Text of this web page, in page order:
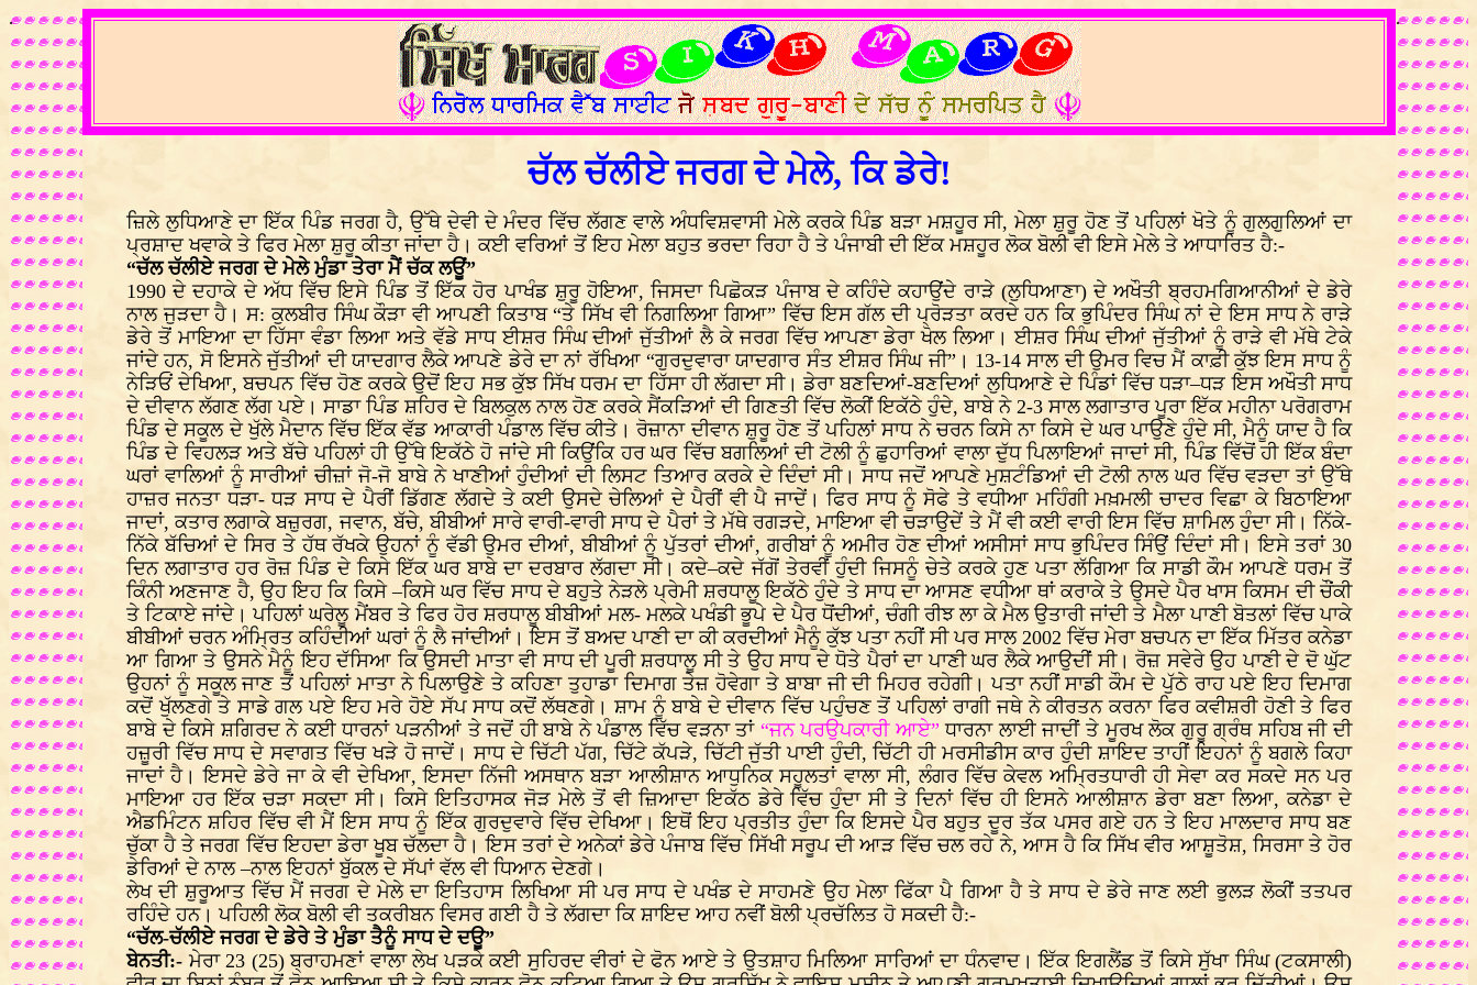
.
ਚੱਲ ਚੱਲੀਏ ਜਰਗ ਦੇ ਮੇਲੇ, ਕਿ ਡੇਰੇ!
ਜ਼ਿਲੇ ਲੁਧਿਆਣੇ ਦਾ ਇੱਕ ਪਿੰਡ ਜਰਗ ਹੈ, ਉੱਥੇ ਦੇਵੀ ਦੇ ਮੰਦਰ ਵਿੱਚ ਲੱਗਣ ਵਾਲੇ ਅੰਧਵਿਸ਼ਵਾਸੀ ਮੇਲੇ ਕਰਕੇ ਪਿੰਡ ਬੜਾ ਮਸ਼ਹੂਰ ਸੀ, ਮੇਲਾ ਸ਼ੁਰੂ ਹੋਣ ਤੋਂ ਪਹਿਲਾਂ ਖੋਤੇ ਨੂੰ ਗੁਲਗੁਲਿਆਂ ਦਾ
ਪ੍ਰਸ਼ਾਦ ਖਵਾਕੇ ਤੇ ਫਿਰ ਮੇਲਾ ਸ਼ੁਰੂ ਕੀਤਾ ਜਾਂਦਾ ਹੈ। ਕਈ ਵਰਿਆਂ ਤੋਂ ਇਹ ਮੇਲਾ ਬਹੁਤ ਭਰਦਾ ਰਿਹਾ ਹੈ ਤੇ ਪੰਜਾਬੀ ਦੀ ਇੱਕ ਮਸ਼ਹੂਰ ਲੋਕ ਬੋਲੀ ਵੀ ਇਸੇ ਮੇਲੇ ਤੇ ਆਧਾਰਿਤ ਹੈ:-
“ਚੱਲ ਚੱਲੀਏ ਜਰਗ ਦੇ ਮੇਲੇ ਮੁੰਡਾ ਤੇਰਾ ਮੈਂ ਚੱਕ ਲਊਂ”
1990 ਦੇ ਦਹਾਕੇ ਦੇ ਅੱਧ ਵਿੱਚ ਇਸੇ ਪਿੰਡ ਤੋਂ ਇੱਕ ਹੋਰ ਪਾਖੰਡ ਸ਼ੁਰੂ ਹੋਇਆ, ਜਿਸਦਾ ਪਿਛੋਕੜ ਪੰਜਾਬ ਦੇ ਕਹਿੰਦੇ ਕਹਾਉਂਦੇ ਰਾੜੇ (ਲੁਧਿਆਣਾ) ਦੇ ਅਖੌਤੀ ਬ੍ਰਹਮਗਿਆਨੀਆਂ ਦੇ ਡੇਰੇ
ਨਾਲ ਜੁੜਦਾ ਹੈ। ਸ: ਕੁਲਬੀਰ ਸਿੰਘ ਕੌੜਾ ਵੀ ਆਪਣੀ ਕਿਤਾਬ “ਤੇ ਸਿੱਖ ਵੀ ਨਿਗਲਿਆ ਗਿਆ” ਵਿੱਚ ਇਸ ਗੱਲ ਦੀ ਪ੍ਰੋੜਤਾ ਕਰਦੇ ਹਨ ਕਿ ਭੁਪਿੰਦਰ ਸਿੰਘ ਨਾਂ ਦੇ ਇਸ ਸਾਧ ਨੇ ਰਾੜੇ
ਡੇਰੇ ਤੋਂ ਮਾਇਆ ਦਾ ਹਿੱਸਾ ਵੰਡਾ ਲਿਆ ਅਤੇ ਵੱਡੇ ਸਾਧ ਈਸ਼ਰ ਸਿੰਘ ਦੀਆਂ ਜੁੱਤੀਆਂ ਲੈ ਕੇ ਜਰਗ ਵਿੱਚ ਆਪਣਾ ਡੇਰਾ ਖੋਲ ਲਿਆ। ਈਸ਼ਰ ਸਿੰਘ ਦੀਆਂ ਜੁੱਤੀਆਂ ਨੂੰ ਰਾੜੇ ਵੀ ਮੱਥੇ ਟੇਕੇ
ਜਾਂਦੇ ਹਨ, ਸੋ ਇਸਨੇ ਜੁੱਤੀਆਂ ਦੀ ਯਾਦਗਾਰ ਲੈਕੇ ਆਪਣੇ ਡੇਰੇ ਦਾ ਨਾਂ ਰੱਖਿਆ “ਗੁਰਦੁਵਾਰਾ ਯਾਦਗਾਰ ਸੰਤ ਈਸ਼ਰ ਸਿੰਘ ਜੀ”। 13-14 ਸਾਲ ਦੀ ਉਮਰ ਵਿਚ ਮੈਂ ਕਾਫ਼ੀ ਕੁੱਝ ਇਸ ਸਾਧ ਨੂੰ
ਨੇੜਿਓਂ ਦੇਖਿਆ, ਬਚਪਨ ਵਿੱਚ ਹੋਣ ਕਰਕੇ ਉਦੋਂ ਇਹ ਸਭ ਕੁੱਝ ਸਿੱਖ ਧਰਮ ਦਾ ਹਿੱਸਾ ਹੀ ਲੱਗਦਾ ਸੀ। ਡੇਰਾ ਬਣਦਿਆਂ-ਬਣਦਿਆਂ ਲੁਧਿਆਣੇ ਦੇ ਪਿੰਡਾਂ ਵਿੱਚ ਧੜਾ–ਧੜ ਇਸ ਅਖੌਤੀ ਸਾਧ
ਦੇ ਦੀਵਾਨ ਲੱਗਣ ਲੱਗ ਪਏ। ਸਾਡਾ ਪਿੰਡ ਸ਼ਹਿਰ ਦੇ ਬਿਲਕੁਲ ਨਾਲ ਹੋਣ ਕਰਕੇ ਸੈਂਕੜਿਆਂ ਦੀ ਗਿਣਤੀ ਵਿੱਚ ਲੋਕੀਂ ਇਕੱਠੇ ਹੁੰਦੇ, ਬਾਬੇ ਨੇ 2-3 ਸਾਲ ਲਗਾਤਾਰ ਪੂਰਾ ਇੱਕ ਮਹੀਨਾ ਪਰੋਗਰਾਮ
ਪਿੰਡ ਦੇ ਸਕੂਲ ਦੇ ਖੁੱਲੇ ਮੈਦਾਨ ਵਿੱਚ ਇੱਕ ਵੱਡ ਆਕਾਰੀ ਪੰਡਾਲ ਵਿੱਚ ਕੀਤੇ। ਰੋਜ਼ਾਨਾ ਦੀਵਾਨ ਸ਼ੁਰੂ ਹੋਣ ਤੋਂ ਪਹਿਲਾਂ ਸਾਧ ਨੇ ਚਰਨ ਕਿਸੇ ਨਾ ਕਿਸੇ ਦੇ ਘਰ ਪਾਉਣੇ ਹੁੰਦੇ ਸੀ, ਮੈਨੂੰ ਯਾਦ ਹੈ ਕਿ
ਪਿੰਡ ਦੇ ਵਿਹਲੜ ਅਤੇ ਬੱਚੇ ਪਹਿਲਾਂ ਹੀ ਉੱਥੇ ਇਕੱਠੇ ਹੋ ਜਾਂਦੇ ਸੀ ਕਿਉਂਕਿ ਹਰ ਘਰ ਵਿੱਚ ਬਗਲਿਆਂ ਦੀ ਟੋਲੀ ਨੂੰ ਛੁਹਾਰਿਆਂ ਵਾਲਾ ਦੁੱਧ ਪਿਲਾਇਆਂ ਜਾਦਾਂ ਸੀ, ਪਿੰਡ ਵਿੱਚੋਂ ਹੀ ਇੱਕ ਬੰਦਾ
ਘਰਾਂ ਵਾਲਿਆਂ ਨੂੰ ਸਾਰੀਆਂ ਚੀਜ਼ਾਂ ਜੋ-ਜੋ ਬਾਬੇ ਨੇ ਖਾਣੀਆਂ ਹੁੰਦੀਆਂ ਦੀ ਲਿਸਟ ਤਿਆਰ ਕਰਕੇ ਦੇ ਦਿੰਦਾਂ ਸੀ। ਸਾਧ ਜਦੋਂ ਆਪਣੇ ਮੁਸ਼ਟੰਡਿਆਂ ਦੀ ਟੋਲੀ ਨਾਲ ਘਰ ਵਿੱਚ ਵੜਦਾ ਤਾਂ ਉੱਥੇ
ਹਾਜ਼ਰ ਜਨਤਾ ਧੜਾ- ਧੜ ਸਾਧ ਦੇ ਪੈਰੀਂ ਡਿੱਗਣ ਲੱਗਦੇ ਤੇ ਕਈ ਉਸਦੇ ਚੇਲਿਆਂ ਦੇ ਪੈਰੀਂ ਵੀ ਪੈ ਜਾਦੇਂ। ਫਿਰ ਸਾਧ ਨੂੰ ਸੋਫੇ ਤੇ ਵਧੀਆ ਮਹਿੰਗੀ ਮਖ਼ਮਲੀ ਚਾਦਰ ਵਿਛਾ ਕੇ ਬਿਠਾਇਆ
ਜਾਦਾਂ, ਕਤਾਰ ਲਗਾਕੇ ਬਜ਼ੁਰਗ, ਜਵਾਨ, ਬੱਚੇ, ਬੀਬੀਆਂ ਸਾਰੇ ਵਾਰੀ-ਵਾਰੀ ਸਾਧ ਦੇ ਪੈਰਾਂ ਤੇ ਮੱਥੇ ਰਗੜਦੇ, ਮਾਇਆ ਵੀ ਚੜਾਉਦੇਂ ਤੇ ਮੈਂ ਵੀ ਕਈ ਵਾਰੀ ਇਸ ਵਿੱਚ ਸ਼ਾਮਿਲ ਹੁੰਦਾ ਸੀ। ਨਿੱਕੇ-
ਨਿੱਕੇ ਬੱਚਿਆਂ ਦੇ ਸਿਰ ਤੇ ਹੱਥ ਰੱਖਕੇ ਉਹਨਾਂ ਨੂੰ ਵੱਡੀ ਉਮਰ ਦੀਆਂ, ਬੀਬੀਆਂ ਨੂੰ ਪੁੱਤਰਾਂ ਦੀਆਂ, ਗਰੀਬਾਂ ਨੂੰ ਅਮੀਰ ਹੋਣ ਦੀਆਂ ਅਸੀਸਾਂ ਸਾਧ ਭੁਪਿੰਦਰ ਸਿੰਉਂ ਦਿੰਦਾਂ ਸੀ। ਇਸੇ ਤਰਾਂ 30
ਦਿਨ ਲਗਾਤਾਰ ਹਰ ਰੋਜ਼ ਪਿੰਡ ਦੇ ਕਿਸੇ ਇੱਕ ਘਰ ਬਾਬੇ ਦਾ ਦਰਬਾਰ ਲੱਗਦਾ ਸੀ। ਕਦੇ–ਕਦੇ ਜੱਗੋਂ ਤੇਰਵੀਂ ਹੁੰਦੀ ਜਿਸਨੂੰ ਚੇਤੇ ਕਰਕੇ ਹੁਣ ਪਤਾ ਲੱਗਿਆ ਕਿ ਸਾਡੀ ਕੌਮ ਆਪਣੇ ਧਰਮ ਤੋਂ
ਕਿੰਨੀ ਅਣਜਾਣ ਹੈ, ਉਹ ਇਹ ਕਿ ਕਿਸੇ –ਕਿਸੇ ਘਰ ਵਿੱਚ ਸਾਧ ਦੇ ਬਹੁਤੇ ਨੇੜਲੇ ਪ੍ਰੇਮੀ ਸ਼ਰਧਾਲੂ ਇਕੱਠੇ ਹੁੰਦੇ ਤੇ ਸਾਧ ਦਾ ਆਸਣ ਵਧੀਆ ਥਾਂ ਕਰਾਕੇ ਤੇ ਉਸਦੇ ਪੈਰ ਖਾਸ ਕਿਸਮ ਦੀ ਚੌਂਕੀ
ਤੇ ਟਿਕਾਏ ਜਾਂਦੇ। ਪਹਿਲਾਂ ਘਰੇਲੂ ਮੈਂਬਰ ਤੇ ਫਿਰ ਹੋਰ ਸ਼ਰਧਾਲੂ ਬੀਬੀਆਂ ਮਲ- ਮਲਕੇ ਪਖੰਡੀ ਭੂਪੇ ਦੇ ਪੈਰ ਧੋਂਦੀਆਂ, ਚੰਗੀ ਰੀਝ ਲਾ ਕੇ ਮੈਲ ਉਤਾਰੀ ਜਾਂਦੀ ਤੇ ਮੈਲਾ ਪਾਣੀ ਬੋਤਲਾਂ ਵਿੱਚ ਪਾਕੇ
ਬੀਬੀਆਂ ਚਰਨ ਅੰਮ੍ਰਿਤ ਕਹਿੰਦੀਆਂ ਘਰਾਂ ਨੂੰ ਲੈ ਜਾਂਦੀਆਂ। ਇਸ ਤੋਂ ਬਅਦ ਪਾਣੀ ਦਾ ਕੀ ਕਰਦੀਆਂ ਮੈਨੂੰ ਕੁੱਝ ਪਤਾ ਨਹੀਂ ਸੀ ਪਰ ਸਾਲ 2002 ਵਿੱਚ ਮੇਰਾ ਬਚਪਨ ਦਾ ਇੱਕ ਮਿੱਤਰ ਕਨੇਡਾ
ਆ ਗਿਆ ਤੇ ਉਸਨੇ ਮੈਨੂੰ ਇਹ ਦੱਸਿਆ ਕਿ ਉਸਦੀ ਮਾਤਾ ਵੀ ਸਾਧ ਦੀ ਪੂਰੀ ਸ਼ਰਧਾਲੂ ਸੀ ਤੇ ਉਹ ਸਾਧ ਦੇ ਧੋਤੇ ਪੈਰਾਂ ਦਾ ਪਾਣੀ ਘਰ ਲੈਕੇ ਆਉਦੀਂ ਸੀ। ਰੋਜ਼ ਸਵੇਰੇ ਉਹ ਪਾਣੀ ਦੇ ਦੋ ਘੁੱਟ
ਉਹਨਾਂ ਨੂੰ ਸਕੂਲ ਜਾਣ ਤੋਂ ਪਹਿਲਾਂ ਮਾਤਾ ਨੇ ਪਿਲਾਉਣੇ ਤੇ ਕਹਿਣਾ ਤੁਹਾਡਾ ਦਿਮਾਗ ਤੇਜ਼ ਹੋਵੇਗਾ ਤੇ ਬਾਬਾ ਜੀ ਦੀ ਮਿਹਰ ਰਹੇਗੀ। ਪਤਾ ਨਹੀਂ ਸਾਡੀ ਕੌਮ ਦੇ ਪੁੱਠੇ ਰਾਹ ਪਏ ਇਹ ਦਿਮਾਗ
ਕਦੋਂ ਖੁੱਲਣਗੇ ਤੇ ਸਾਡੇ ਗਲ ਪਏ ਇਹ ਮਰੇ ਹੋਏ ਸੱਪ ਸਾਧ ਕਦੋਂ ਲੱਥਣਗੇ। ਸ਼ਾਮ ਨੂੰ ਬਾਬੇ ਦੇ ਦੀਵਾਨ ਵਿੱਚ ਪਹੁੰਚਣ ਤੋਂ ਪਹਿਲਾਂ ਰਾਗੀ ਜਥੇ ਨੇ ਕੀਰਤਨ ਕਰਨਾ ਫਿਰ ਕਵੀਸ਼ਰੀ ਹੋਣੀ ਤੇ ਫਿਰ
ਬਾਬੇ ਦੇ ਕਿਸੇ ਸ਼ਗਿਰਦ ਨੇ ਕਈ ਧਾਰਨਾਂ ਪੜਨੀਆਂ ਤੇ ਜਦੋਂ ਹੀ ਬਾਬੇ ਨੇ ਪੰਡਾਲ ਵਿੱਚ ਵੜਨਾ ਤਾਂ “ਜਨ ਪਰਉਪਕਾਰੀ ਆਏ”ਧਾਰਨਾ ਲਾਈ ਜਾਦੀਂ ਤੇ ਮੂਰਖ ਲੋਕ ਗੁਰੂ ਗ੍ਰੰਥ ਸਹਿਬ ਜੀ ਦੀ
ਹਜ਼ੂਰੀ ਵਿੱਚ ਸਾਧ ਦੇ ਸਵਾਗਤ ਵਿੱਚ ਖੜੇ ਹੋ ਜਾਦੇਂ। ਸਾਧ ਦੇ ਚਿੱਟੀ ਪੱਗ, ਚਿੱਟੇ ਕੱਪੜੇ, ਚਿੱਟੀ ਜੁੱਤੀ ਪਾਈ ਹੁੰਦੀ, ਚਿੱਟੀ ਹੀ ਮਰਸੀਡੀਸ ਕਾਰ ਹੁੰਦੀ ਸ਼ਾਇਦ ਤਾਹੀਂ ਇਹਨਾਂ ਨੂੰ ਬਗਲੇ ਕਿਹਾ
ਜਾਦਾਂ ਹੈ। ਇਸਦੇ ਡੇਰੇ ਜਾ ਕੇ ਵੀ ਦੇਖਿਆ, ਇਸਦਾ ਨਿੱਜੀ ਅਸਥਾਨ ਬੜਾ ਆਲੀਸ਼ਾਨ ਆਧੁਨਿਕ ਸਹੂਲਤਾਂ ਵਾਲਾ ਸੀ, ਲੰਗਰ ਵਿੱਚ ਕੇਵਲ ਅਮ੍ਰਿਤਧਾਰੀ ਹੀ ਸੇਵਾ ਕਰ ਸਕਦੇ ਸਨ ਪਰ
ਮਾਇਆ ਹਰ ਇੱਕ ਚੜਾ ਸਕਦਾ ਸੀ। ਕਿਸੇ ਇਤਿਹਾਸਕ ਜੋੜ ਮੇਲੇ ਤੋਂ ਵੀ ਜ਼ਿਆਦਾ ਇਕੱਠ ਡੇਰੇ ਵਿੱਚ ਹੁੰਦਾ ਸੀ ਤੇ ਦਿਨਾਂ ਵਿੱਚ ਹੀ ਇਸਨੇ ਆਲੀਸ਼ਾਨ ਡੇਰਾ ਬਣਾ ਲਿਆ, ਕਨੇਡਾ ਦੇ
ਐਡਮਿੰਟਨ ਸ਼ਹਿਰ ਵਿੱਚ ਵੀ ਮੈਂ ਇਸ ਸਾਧ ਨੂੰ ਇੱਕ ਗੁਰਦੁਵਾਰੇ ਵਿੱਚ ਦੇਖਿਆ। ਇਥੋਂ ਇਹ ਪ੍ਰਤੀਤ ਹੁੰਦਾ ਕਿ ਇਸਦੇ ਪੈਰ ਬਹੁਤ ਦੂਰ ਤੱਕ ਪਸਰ ਗਏ ਹਨ ਤੇ ਇਹ ਮਾਲਦਾਰ ਸਾਧ ਬਣ
ਚੁੱਕਾ ਹੈ ਤੇ ਜਰਗ ਵਿੱਚ ਇਹਦਾ ਡੇਰਾ ਖੂਬ ਚੱਲਦਾ ਹੈ। ਇਸ ਤਰਾਂ ਦੇ ਅਨੇਕਾਂ ਡੇਰੇ ਪੰਜਾਬ ਵਿੱਚ ਸਿੱਖੀ ਸਰੂਪ ਦੀ ਆੜ ਵਿੱਚ ਚਲ ਰਹੇ ਨੇ, ਆਸ ਹੈ ਕਿ ਸਿੱਖ ਵੀਰ ਆਸ਼ੂਤੋਸ਼, ਸਿਰਸਾ ਤੇ ਹੋਰ
ਡੇਰਿਆਂ ਦੇ ਨਾਲ –ਨਾਲ ਇਹਨਾਂ ਬੁੱਕਲ ਦੇ ਸੱਪਾਂ ਵੱਲ ਵੀ ਧਿਆਨ ਦੇਣਗੇ।
ਲੇਖ ਦੀ ਸ਼ੁਰੂਆਤ ਵਿੱਚ ਮੈਂ ਜਰਗ ਦੇ ਮੇਲੇ ਦਾ ਇਤਿਹਾਸ ਲਿਖਿਆ ਸੀ ਪਰ ਸਾਧ ਦੇ ਪਖੰਡ ਦੇ ਸਾਹਮਣੇ ਉਹ ਮੇਲਾ ਫਿੱਕਾ ਪੈ ਗਿਆ ਹੈ ਤੇ ਸਾਧ ਦੇ ਡੇਰੇ ਜਾਣ ਲਈ ਭੁਲੜ ਲੋਕੀਂ ਤਤਪਰ
ਰਹਿੰਦੇ ਹਨ। ਪਹਿਲੀ ਲੋਕ ਬੋਲੀ ਵੀ ਤਕਰੀਬਨ ਵਿਸਰ ਗਈ ਹੈ ਤੇ ਲੱਗਦਾ ਕਿ ਸ਼ਾਇਦ ਆਹ ਨਵੀਂ ਬੋਲੀ ਪ੍ਰਚੱਲਿਤ ਹੋ ਸਕਦੀ ਹੈ:-
“ਚੱਲ-ਚੱਲੀਏ ਜਰਗ ਦੇ ਡੇਰੇ ਤੇ ਮੁੰਡਾ ਤੈਨੂੰ ਸਾਧ ਦੇ ਦਊ”
ਬੇਨਤੀ:- ਮੇਰਾ 23 (25) ਬ੍ਰਾਹਮਣਾਂ ਵਾਲਾ ਲੇਖ ਪੜਕੇ ਕਈ ਸੁਹਿਰਦ ਵੀਰਾਂ ਦੇ ਫੋਨ ਆਏ ਤੇ ਉਤਸ਼ਾਹ ਮਿਲਿਆ ਸਾਰਿਆਂ ਦਾ ਧੰਨਵਾਦ। ਇੱਕ ਇਗਲੈਂਡ ਤੋਂ ਕਿਸੇ ਸੁੱਖਾ ਸਿੰਘ (ਟਕਸਾਲੀ)
.